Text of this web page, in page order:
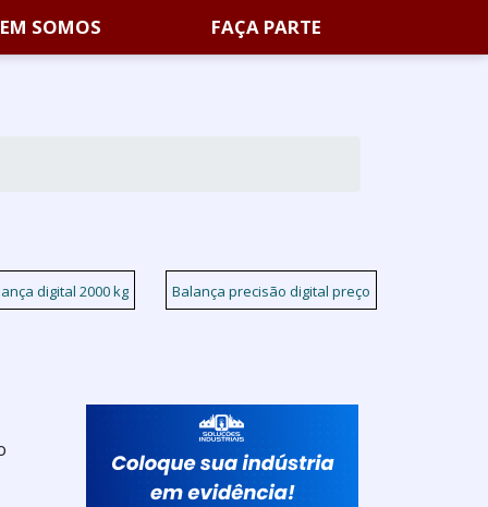
SOMOS FAÇA PARTE
digital 2000 kg Balança precisão digital preço